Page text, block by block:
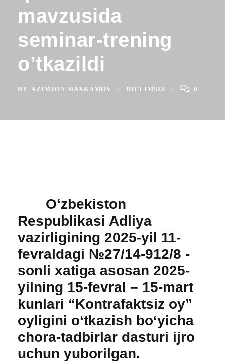
mavzusida
seminar-trening
o’tkazildi
BY AZIMJON MAXKAMOV BO'LIMSIZ 0
Oʻzbekiston
Respublikasi Adliya
vazirligining 2025-yil 11-
fevraldagi №27/14-912/8 -
sonli xatiga asosan 2025-
yilning 15-fevral – 15-mart
kunlari “Kontrafaktsiz oy”
oyligini oʻtkazish boʻyicha
chora-tadbirlar dasturi ijro
uchun yuborilgan.